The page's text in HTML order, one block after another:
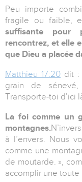
Peu importe
fragile ou faible,
suffisante pour
rencontrez, et elle
que Dieu a placée
Matthieu 17:20 dit :
grain de
Transporte-toi d’ici
La foi comme un
montagnes.
à l’envers. Nous
comme une
de moutarde. »,
accomplir une